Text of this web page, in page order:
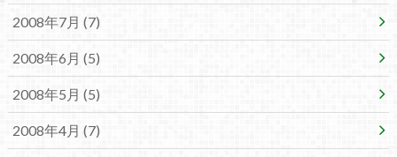
2008年7月 (7)
2008年6月 (5)
2008年5月 (5)
2008年4月 (7)